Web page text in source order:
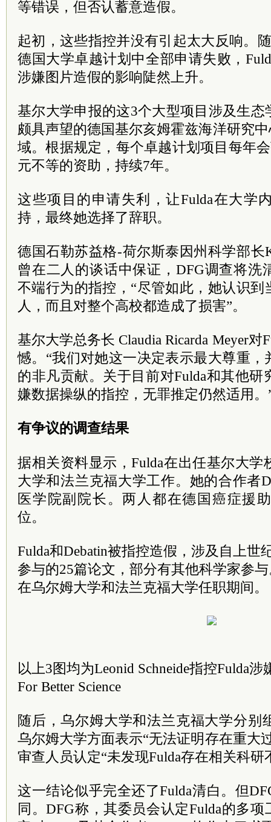
等错误，但否认蓄意造假。
起初，这些指控并没有引起太大反响。
德国大学卓越计划中全部申请失败，
涉嫌图片造假的影响陡然上升。
基尔大学申报的这3个大型项目涉及生
颇具声望的德国基尔亥姆霍兹海洋研究
域。根据规定，每个卓越计划项目每年
元不等的资助，持续7年。
这些项目的申请失利，让Fulda在大学
持，最终她选择了辞职。
德国石勒苏益格-荷尔斯泰因州科学部长
曾在二人的谈话中保证，DFG调查将洗
不端行为的指控，“尽管如此，她认识
人，而且对整个高校都造成了损害”。
基尔大学总务长 Claudia Ricarda Meyer
憾。“我们对她这一决定表示最大尊重
的非凡贡献。关于目前对Fulda和其他研
嫌数据操纵的指控，无罪推定仍然适用。
有争议的调查结果
据相关资料显示，Fulda在出任基尔大学
大学和法兰克福大学工作。她的合作者
医学院副院长。两人都在德国癌症援
位。
Fulda和Debatin被指控造假，涉及自上世
参与的25篇论文，部分有其他科学家参
在乌尔姆大学和法兰克福大学任职期间。
以上3图均为Leonid Schneide指控Fulda
For Better Science
随后，乌尔姆大学和法兰克福大学分别
乌尔姆大学方面表示“无法证明存在重大
审查人员认定“未发现Fulda存在相关科研
这一结论似乎完全还了Fulda清白。但
同。DFG称，其委员会认定Fulda的多项